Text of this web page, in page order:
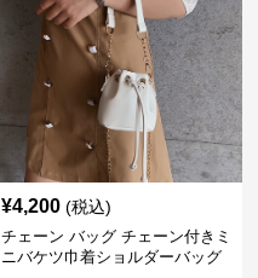
¥4,200 (税込)
チェーン バッグ チェーン付きミ
ニバケツ巾着ショルダーバッグ